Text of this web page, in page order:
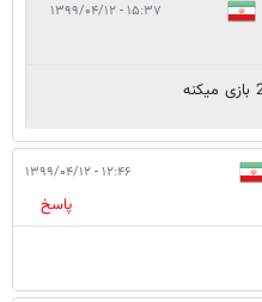
۱۵:۳۷ - ۱۳۹۹/۰۴/۱۲
۱۲:۴۶ - ۱۳۹۹/۰۴/۱۲
پاسخ